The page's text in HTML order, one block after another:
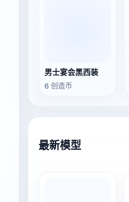
男士宴会黑西装
6 创造币
最新模型